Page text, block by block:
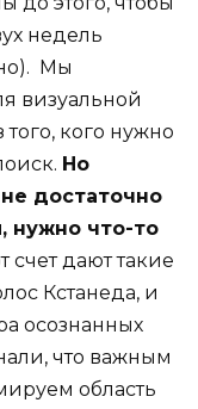
недель
Мы
визуальной
кого нужно
Но
достаточно
нужно что-то
дают такие
Кстанеда, и
осознанных
что важным
область